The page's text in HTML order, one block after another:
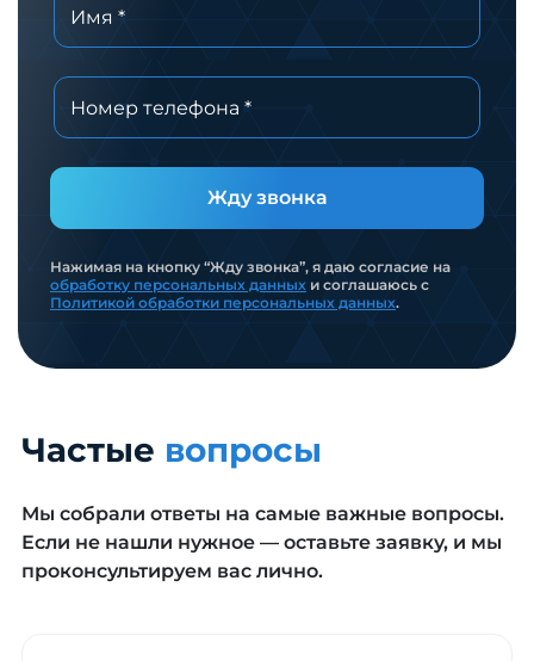
Жду звонка
Нажимая на кнопку “Жду звонка”, я даю согласие на
обработку персональных данных и соглашаюсь с
Политикой обработки персональных данных.
Частые вопросы
Мы собрали ответы на самые важные вопросы.
Если не нашли нужное — оставьте заявку, и мы
проконсультируем вас лично.